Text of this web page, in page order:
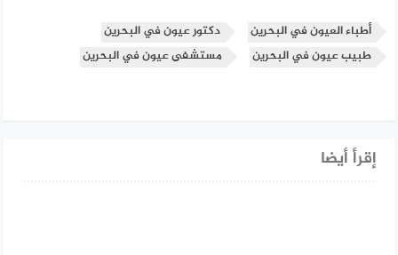
أطباء العيون في البحرين
دكتور عيون في البحرين
طبيب عيون في البحرين
مستشفى عيون في البحرين
إقرأ أيضا